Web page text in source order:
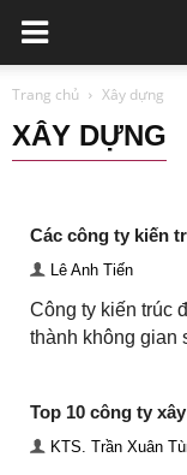
Trang chủ Xây dựng
XÂY DỰNG
Phòng Khám Thú Y
Xây dựng
Các công ty kiến
Lê Anh Tiến
Công ty kiến trúc
thành không gian
Top 10 công ty
KTS. Trần Xuân